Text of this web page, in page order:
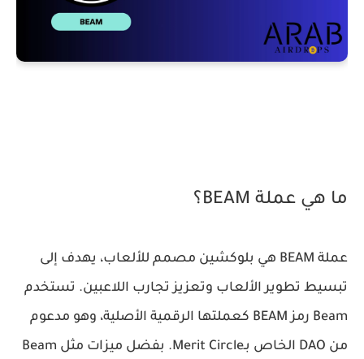
ما هي عملة BEAM؟
عملة BEAM هي بلوكشين مصمم للألعاب، يهدف إلى
تبسيط تطوير الألعاب وتعزيز تجارب اللاعبين. تستخدم
Beam رمز BEAM كعملتها الرقمية الأصلية، وهو مدعوم
من DAO الخاص بـMerit Circle. بفضل ميزات مثل Beam